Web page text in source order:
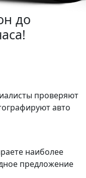
до
проверяют
авто
наиболее
предложение